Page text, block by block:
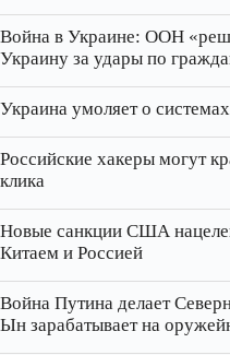
Война в Украине: ООН
Украину за удары по
Украина умоляет о
Российские хакеры могут
клика
Новые санкции США
Китаем и Россией
Война Путина делает
Ын зарабатывает на